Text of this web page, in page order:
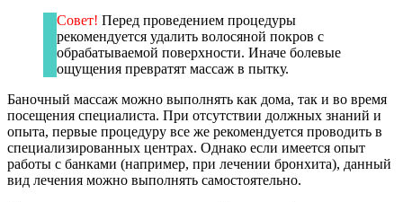
Совет! Перед проведением процедуры
рекомендуется удалить волосяной покров с
обрабатываемой поверхности. Иначе болевые
ощущения превратят массаж в пытку.
Баночный массаж можно выполнять как дома, так и во время
посещения специалиста. При отсутствии должных знаний и
опыта, первые процедуру все же рекомендуется проводить в
специализированных центрах. Однако если имеется опыт
работы с банками (например, при лечении бронхита), данный
вид лечения можно выполнять самостоятельно.